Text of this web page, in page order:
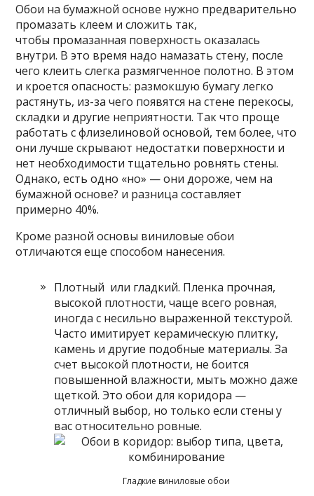
Обои на бумажной основе нужно предварительно
промазать клеем и сложить так,
чтобы промазанная поверхность оказалась
внутри. В это время надо намазать стену, после
чего клеить слегка размягченное полотно. В этом
и кроется опасность: размокшую бумагу легко
растянуть, из-за чего появятся на стене перекосы,
складки и другие неприятности. Так что проще
работать с флизелиновой основой, тем более, что
они лучше скрывают недостатки поверхности и
нет необходимости тщательно ровнять стены.
Однако, есть одно «но» — они дороже, чем на
бумажной основе? и разница составляет
примерно 40%.
Кроме разной основы виниловые обои
отличаются еще способом нанесения.
Плотный или гладкий. Пленка прочная,
высокой плотности, чаще всего ровная,
иногда с несильно выраженной текстурой.
Часто имитирует керамическую плитку,
камень и другие подобные материалы. За
счет высокой плотности, не боится
повышенной влажности, мыть можно даже
щеткой. Это обои для коридора —
отличный выбор, но только если стены у
вас относительно ровные.
Гладкие виниловые обои